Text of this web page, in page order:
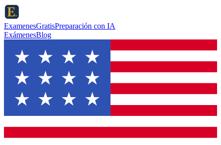
ExamenesGratisPreparación con IA
ExámenesBlog